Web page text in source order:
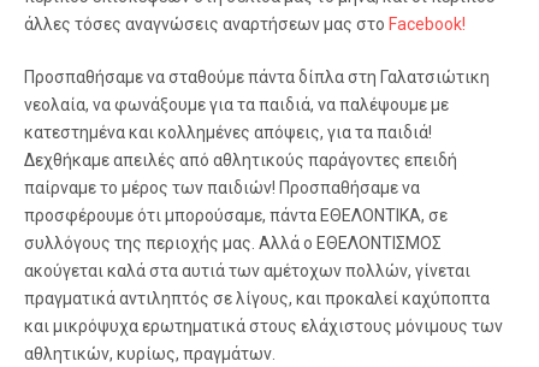
άλλες τόσες αναγνώσεις αναρτήσεων μας στο Facebook!
Προσπαθήσαμε να σταθούμε πάντα δίπλα στη Γαλατσιώτικη
νεολαία, να φωνάξουμε για τα παιδιά, να παλέψουμε με
κατεστημένα και κολλημένες απόψεις, για τα παιδιά!
Δεχθήκαμε απειλές από αθλητικούς παράγοντες επειδή
παίρναμε το μέρος των παιδιών! Προσπαθήσαμε να
προσφέρουμε ότι μπορούσαμε, πάντα ΕΘΕΛΟΝΤΙΚΑ, σε
συλλόγους της περιοχής μας. Αλλά ο ΕΘΕΛΟΝΤΙΣΜΟΣ
ακούγεται καλά στα αυτιά των αμέτοχων πολλών, γίνεται
πραγματικά αντιληπτός σε λίγους, και προκαλεί καχύποπτα
και μικρόψυχα ερωτηματικά στους ελάχιστους μόνιμους των
αθλητικών, κυρίως, πραγμάτων.